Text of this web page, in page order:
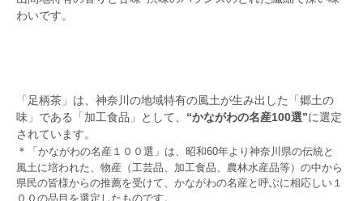
わいです。
「足柄茶」は、神奈川の地域特有の風土が生み出した「郷土の
味」である「加工食品」として、 “かながわの名産100選”に選定
されています。
＊
「かながわの名産１００選」は、昭和60年より神奈川県の伝統と
風土に培われた、物産（工芸品、加工食品、農林水産品等）の中から
県民の皆様からの推薦を受けて、かながわの名産と呼ぶに相応しい１
００の品目を選定したものです。